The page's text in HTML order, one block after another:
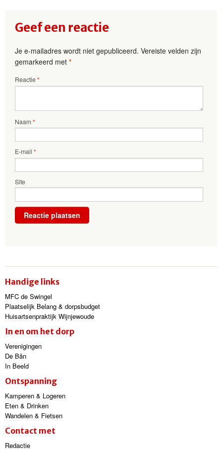
Geef een reactie
Je e-mailadres wordt niet gepubliceerd. Vereiste velden zijn
gemarkeerd met *
Reactie*
Naam*
E-mail *
Site
Handige links
MFC de Swingel
Plaatselijk Belang & dorpsbudget
Huisartsenpraktijk Wijnjewoude
In en om het dorp
Verenigingen
De Bân
In Beeld
Ontspanning
Kamperen & Logeren
Eten & Drinken
Wandelen & Fietsen
Contact met
Redactie